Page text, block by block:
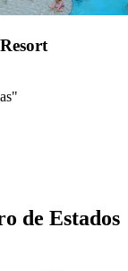
de Estados